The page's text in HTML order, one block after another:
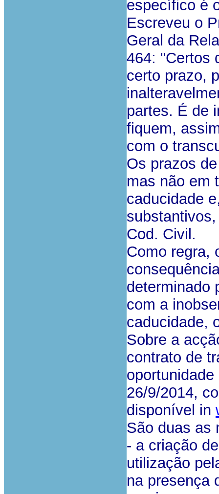
específico é
Escreveu o
Geral da
464: "Certos
certo prazo,
partes. É de
fiquem,
com o
Os prazos
mas não em
caducidade
Cod. Civil.
Como regra,
determinado
com a
caducidade,
Sobre a
contrato de
26/9/2014,
disponível in
São duas as
- a criação
utilização
na presença